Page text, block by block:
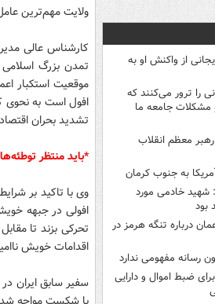
از واکنش او به
را ترور می‌کنند که
مشکلات جامعه ما
معظم انقلاب
به جنوب کرمان
خادمی مورد
بود
درباره تنگه هرمز در
رسانه مفهومی ندارد
ضبط اموال و دارایی
ولایت مهم‌ترین
کارشناس عالی
تمدن بزرگ
موقعیت استکبار
افول است به نحوی
تشدید بحران
*باید منتظر
وی با تاکید بر
افولی در جبهه
تحرکی بزند تا
اقدامات خویش